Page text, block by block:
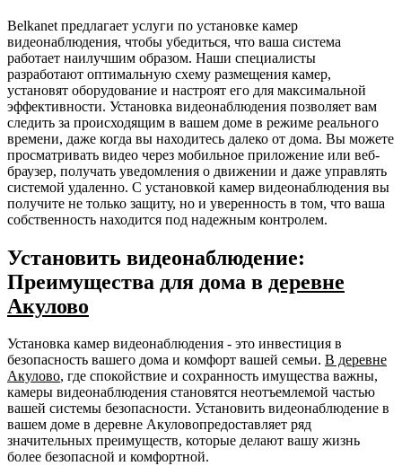
Belkanet предлагает услуги по установке камер
видеонаблюдения, чтобы убедиться, что ваша система
работает наилучшим образом. Наши специалисты
разработают оптимальную схему размещения камер,
установят оборудование и настроят его для максимальной
эффективности. Установка видеонаблюдения позволяет вам
следить за происходящим в вашем доме в режиме реального
времени, даже когда вы находитесь далеко от дома. Вы можете
просматривать видео через мобильное приложение или веб-
браузер, получать уведомления о движении и даже управлять
системой удаленно. С установкой камер видеонаблюдения вы
получите не только защиту, но и уверенность в том, что ваша
собственность находится под надежным контролем.
Установить видеонаблюдение:
Преимущества для дома в деревне
Акулово
Установка камер видеонаблюдения - это инвестиция в
безопасность вашего дома и комфорт вашей семьи. В деревне
Акулово, где спокойствие и сохранность имущества важны,
камеры видеонаблюдения становятся неотъемлемой частью
вашей системы безопасности. Установить видеонаблюдение в
вашем доме в деревне Акуловопредоставляет ряд
значительных преимуществ, которые делают вашу жизнь
более безопасной и комфортной.